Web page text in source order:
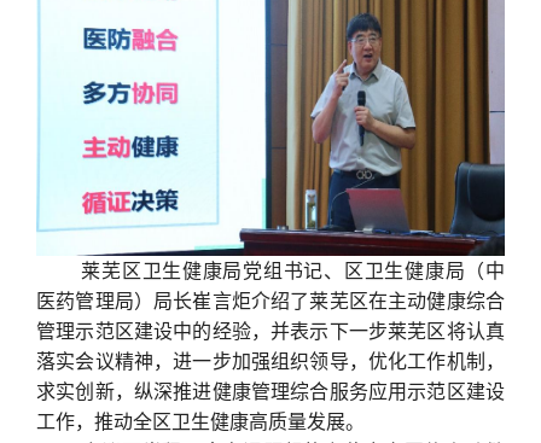
莱芜区卫生健康局党组书记、区卫生健康局（中
医药管理局）局长崔言炬介绍了莱芜区在主动健康综合
管理示范区建设中的经验，并表示下一步莱芜区将认真
落实会议精神，进一步加强组织领导，优化工作机制，
求实创新，纵深推进健康管理综合服务应用示范区建设
工作，推动全区卫生健康高质量发展。